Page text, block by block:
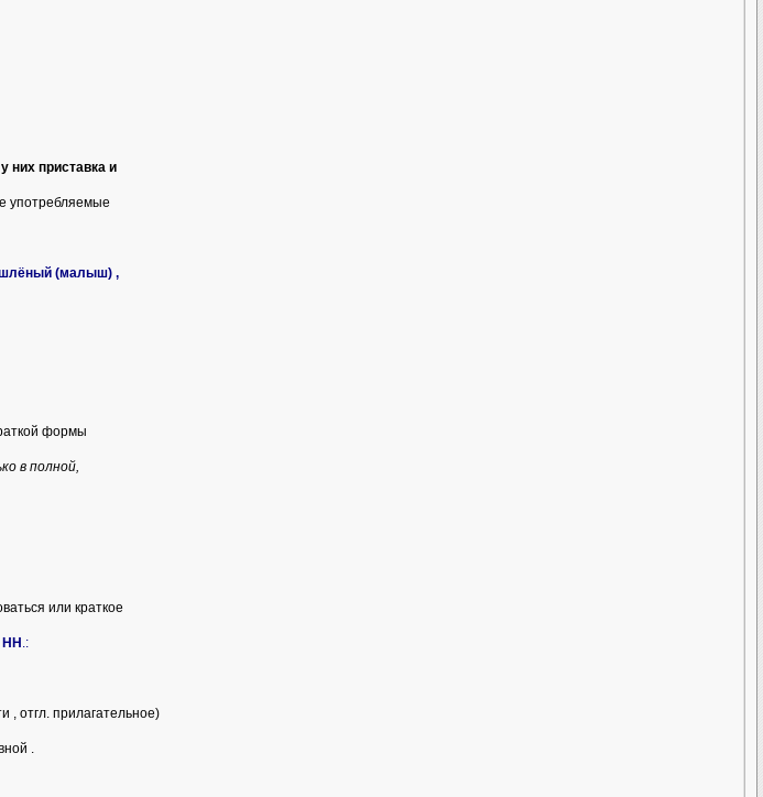
них приставка и
употребляемые
(малыш) ,
формы
в полной,
или краткое
НН .:
, отгл. прилагательное)
.